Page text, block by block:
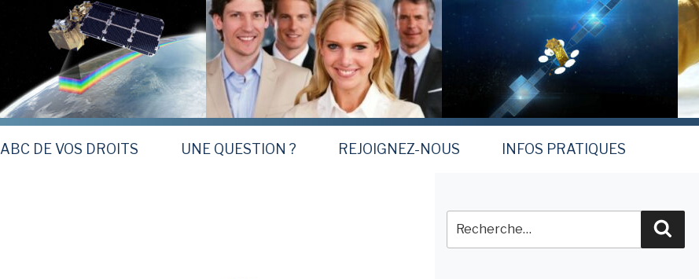
ABC DE VOS DROITS UNE QUESTION ? REJOIGNEZ-NOUS INFOS PRATIQUES
pour